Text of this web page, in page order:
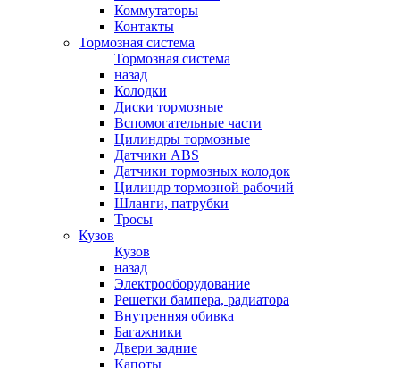
Коммутаторы
Контакты
Тормозная система
Тормозная система
назад
Колодки
Диски тормозные
Вспомогательные части
Цилиндры тормозные
Датчики ABS
Датчики тормозных колодок
Цилиндр тормозной рабочий
Шланги, патрубки
Тросы
Кузов
Кузов
назад
Электрооборудование
Решетки бампера, радиатора
Внутренняя обивка
Багажники
Двери задние
Капоты